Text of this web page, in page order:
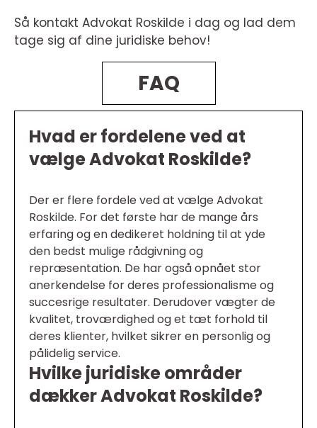
Så kontakt Advokat Roskilde i dag og lad dem
tage sig af dine juridiske behov!
FAQ
Hvad er fordelene ved at
vælge Advokat Roskilde?
Der er flere fordele ved at vælge Advokat
Roskilde. For det første har de mange års
erfaring og en dedikeret holdning til at yde
den bedst mulige rådgivning og
repræsentation. De har også opnået stor
anerkendelse for deres professionalisme og
succesrige resultater. Derudover vægter de
kvalitet, troværdighed og et tæt forhold til
deres klienter, hvilket sikrer en personlig og
pålidelig service.
Hvilke juridiske områder
dækker Advokat Roskilde?